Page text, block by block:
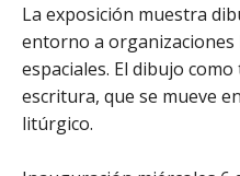
La exposición muestra
entorno a organizaciones
espaciales. El dibujo
escritura, que se mueve
litúrgico.